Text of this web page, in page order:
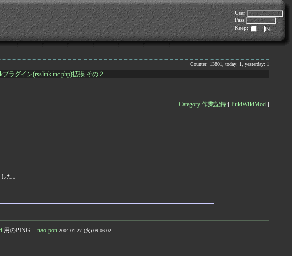
User:
Pass:
Keep:
Counter: 13801, today: 1, yesterday: 1
プラグイン(rsslink.inc.php)拡張 その２
Category 作業記録:[ PukiWikiMod]
た。
用のPING -- nao-pon 2004-01-27 (火) 09:06:02